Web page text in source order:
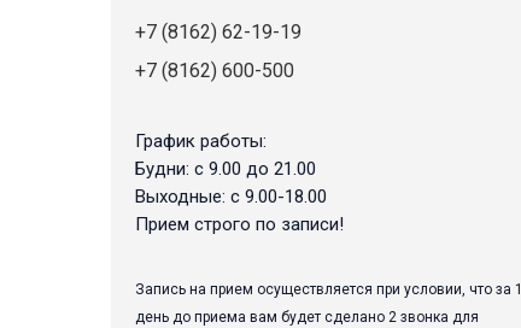
+7 (8162) 62-19-19
+7 (8162) 600-500
График работы:
Будни: с 9.00 до 21.00
Выходные: с 9.00-18.00
Прием строго по записи!
Запись на прием осуществляется при условии, что за 1
день до приема вам будет сделано 2 звонка для